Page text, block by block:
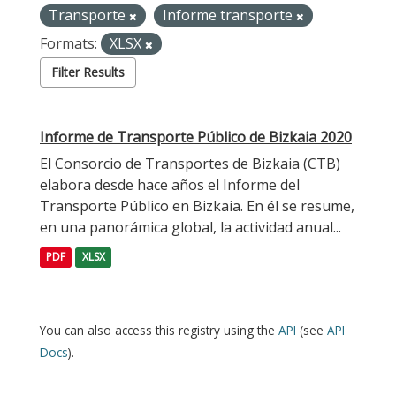
Transporte
Informe transporte
Formats:
XLSX
Filter Results
Informe de Transporte Público de Bizkaia 2020
El Consorcio de Transportes de Bizkaia (CTB)
elabora desde hace años el Informe del
Transporte Público en Bizkaia. En él se resume,
en una panorámica global, la actividad anual...
PDF XLSX
You can also access this registry using the API (see API
Docs).